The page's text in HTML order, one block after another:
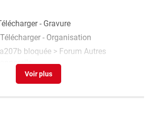
- Gravure
- Organisation
bloquée > Forum Autres
appareils
- Comment enlever du mode off?